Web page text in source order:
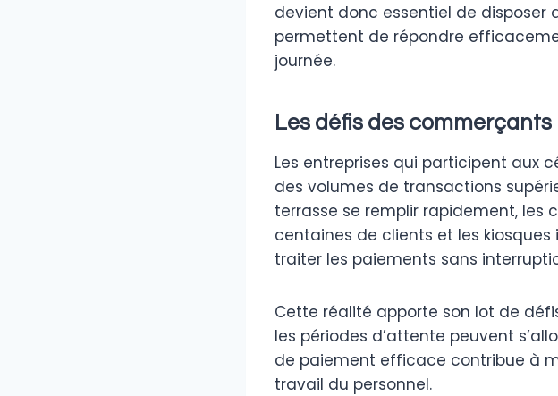
devient donc essentiel de disposer
permettent de répondre
journée.
Les défis des
Les entreprises qui participent aux
des volumes de transactions
terrasse se remplir rapidement, les
centaines de clients et les
traiter les paiements sans
Cette réalité apporte son lot de
les périodes d’attente peuvent
de paiement efficace contribue à
travail du personnel.